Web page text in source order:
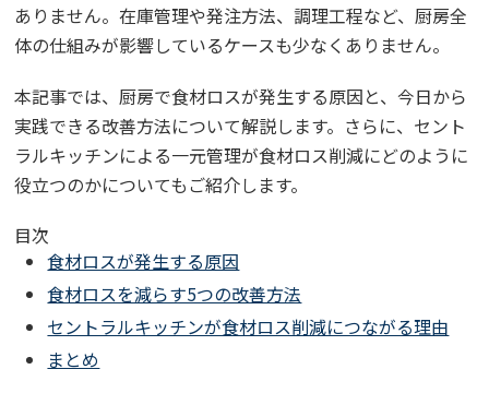
ありません。在庫管理や発注方法、調理工程など、厨房全
体の仕組みが影響しているケースも少なくありません。
本記事では、厨房で食材ロスが発生する原因と、今日から
実践できる改善方法について解説します。さらに、セント
ラルキッチンによる一元管理が食材ロス削減にどのように
役立つのかについてもご紹介します。
目次
食材ロスが発生する原因
食材ロスを減らす5つの改善方法
セントラルキッチンが食材ロス削減につながる理由
まとめ